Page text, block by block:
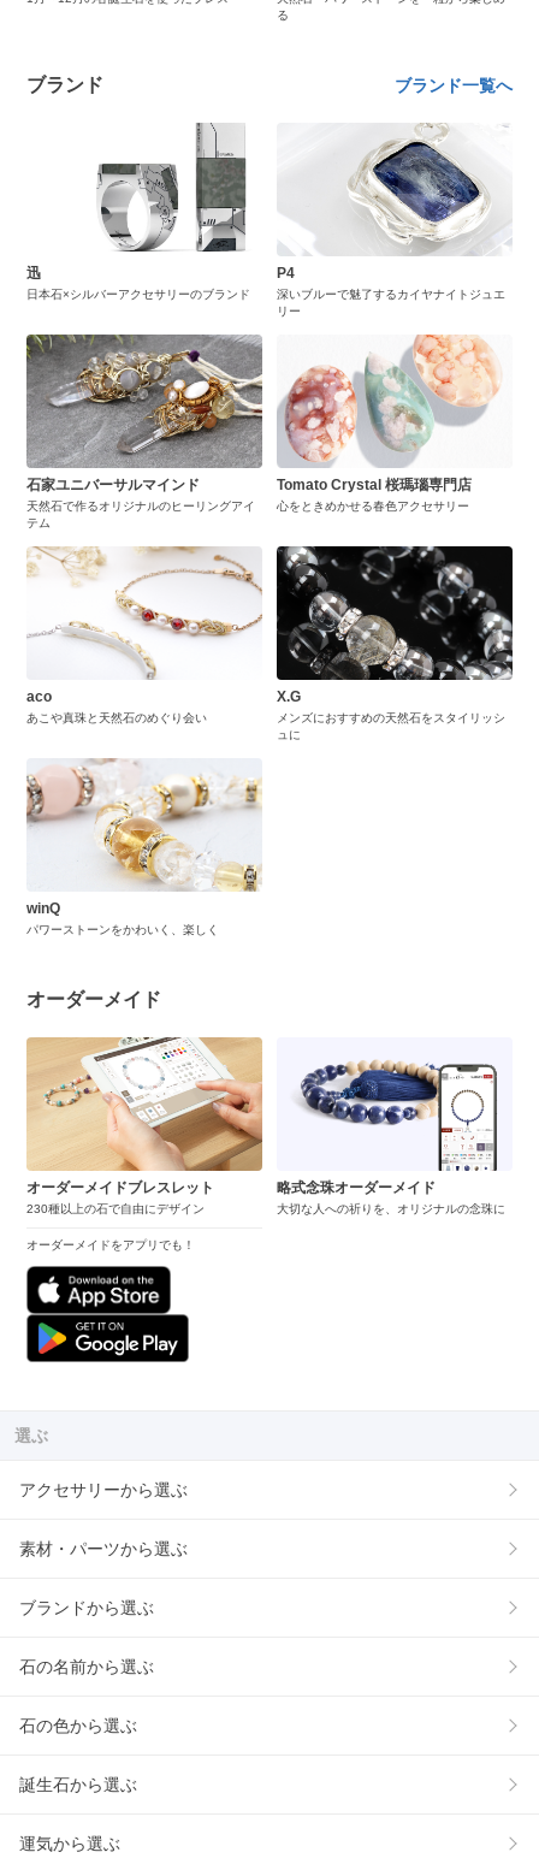
る
ブランド ブランド一覧へ
迅
日本石×シルバーアクセサリーのブランド
P4
深いブルーで魅了するカイヤナイトジュエ
リー
石家ユニバーサルマインド
天然石で作るオリジナルのヒーリングアイ
テム
Tomato Crystal 桜瑪瑙専門店
心をときめかせる春色アクセサリー
aco
あこや真珠と天然石のめぐり会い
X.G
メンズにおすすめの天然石をスタイリッシ
ュに
winQ
パワーストーンをかわいく、楽しく
オーダーメイド
オーダーメイドブレスレット
230種以上の石で自由にデザイン
オーダーメイドをアプリでも！
略式念珠オーダーメイド
大切な人への祈りを、オリジナルの念珠に
選ぶ
アクセサリーから選ぶ
素材・パーツから選ぶ
ブランドから選ぶ
石の名前から選ぶ
石の色から選ぶ
誕生石から選ぶ
運気から選ぶ